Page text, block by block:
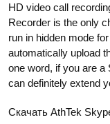
HD video call
Recorder is the only
run in hidden mode
automatically upload
one word, if you are a
can definitely extend
Скачать AthTek